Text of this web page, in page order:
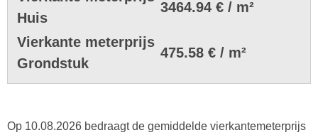
Huis
3464.94 € / m²
Vierkante meterprijs
Grondstuk
475.58 € / m²
Op 10.08.2026 bedraagt de gemiddelde vierkantemeterprijs